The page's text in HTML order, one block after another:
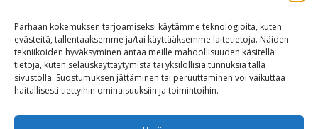
Parhaan kokemuksen tarjoamiseksi käytämme teknologioita, kuten
evästeitä, tallentaaksemme ja/tai käyttääksemme laitetietoja. Näiden
tekniikoiden hyväksyminen antaa meille mahdollisuuden käsitellä
tietoja, kuten selauskäyttäytymistä tai yksilöllisiä tunnuksia tällä
sivustolla. Suostumuksen jättäminen tai peruuttaminen voi vaikuttaa
haitallisesti tiettyihin ominaisuuksiin ja toimintoihin.
Instagram
Tilaa uutiskirje
Tietoja evästeistä